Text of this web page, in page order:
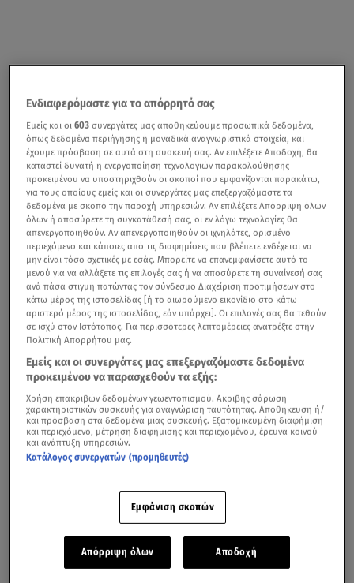
Ανοίγει ο δρόμος για τις αποζημιώσεις σε συγγενείς
αμαξοστοιχίας που συγκρούσθηκε με άλλη στα
Hellenic Train,με την ανακοίνωση που εξέδωσε
η εταιρεία.
Αν και υπάρχουν αρκετά σημεία τα οποία χρήζουν
Ενδιαφερόμαστε για το απόρρητό σας
Εμείς και οι603 συνεργάτες μας αποθηκεύουμε προσωπικά δεδομένα,
όπως δεδομένα περιήγησης ή μοναδικά αναγνωριστικά στοιχεία, και
έχουμε πρόσβαση σε αυτά στη συσκευή σας. Αν επιλέξετε Αποδοχή, θα
καταστεί δυνατή η ενεργοποίηση τεχνολογιών παρακολούθησης
προκειμένου να υποστηριχθούν οι σκοποί που εμφανίζονται παρακάτω,
για τους οποίους εμείς και οι συνεργάτες μας επεξεργαζόμαστε τα
δεδομένα με σκοπό την παροχή υπηρεσιών. Αν επιλέξετε Απόρριψη όλων
όλων ή αποσύρετε τη συγκατάθεσή σας, οι εν λόγω τεχνολογίες θα
απενεργοποιηθούν. Αν απενεργοποιηθούν οι ιχνηλάτες, ορισμένο
περιεχόμενο και κάποιες από τις διαφημίσεις που βλέπετε ενδέχεται να
μην είναι τόσο σχετικές με εσάς. Μπορείτε να επανεμφανίσετε αυτό το
μενού για να αλλάξετε τις επιλογές σας ή να αποσύρετε τη συναίνεσή σας
ανά πάσα στιγμή πατώντας τον σύνδεσμο Διαχείριση προτιμήσεων στο
κάτω μέρος της ιστοσελίδας [ή το αιωρούμενο εικονίδιο στο κάτω
αριστερό μέρος της ιστοσελίδας, εάν υπάρχει]. Οι επιλογές σας θα τεθούν
σε ισχύ στον Ιστότοπος. Για περισσότερες λεπτομέρειες ανατρέξτε στην
Πολιτική Απορρήτου μας.
Εμείς και οι συνεργάτες μας επεξεργαζόμαστε δεδομένα
προκειμένου να παρασχεθούν τα εξής:
Χρήση επακριβών δεδομένων γεωεντοπισμού. Ακριβής σάρωση
χαρακτηριστικών συσκευής για αναγνώριση ταυτότητας. Αποθήκευση ή/
και πρόσβαση στα δεδομένα μιας συσκευής. Εξατομικευμένη διαφήμιση
και περιεχόμενο, μέτρηση διαφήμισης και περιεχομένου, έρευνα κοινού
και ανάπτυξη υπηρεσιών.
Κατάλογος συνεργατών (προμηθευτές)
Εμφάνιση σκοπών
Απόρριψη όλων Αποδοχή